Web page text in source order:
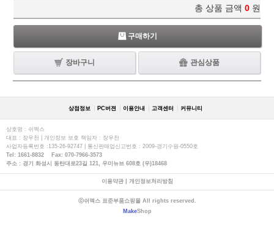
총 상품 금액 0 원
구매하기
장바구니 관심상품
상점정보 PC버젼 이용안내 고객센터 커뮤니티
상호명 : 쉬멕스
대표 : 장우천 | 개인정보 보호 책임자 : 장우천
사업자등록번호 :135-26-92747 | 통신판매업신고번호 : 2009-경기수원-0550호
Tel: 1661-8832 Fax: 070-7966-3573
주소 : 경기 화성시 동탄대로23길 121, 우미뉴브 608호 (우)18468
이용약관| 개인정보처리방침
ⓒ쉬멕스 표준부품쇼핑몰 All rights reserved.
MakeShop